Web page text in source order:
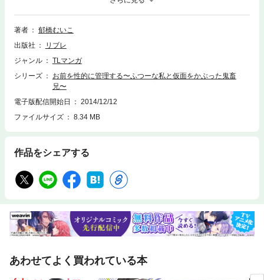
だよって…。宗兄がシテくれるベッドでの予行練習は濃厚で、日に日に淫
らになってくる。抵抗したら人が変わったみたいに冷たい目をして眼鏡を
外し「言うことを聞けよ」って中をくちゅくちゅかき回される。「ふ…あ
ぜんぶが奪われていく。
著者
郁橋むいこ
出版社
リブレ
ジャンル
TLマンガ
シリーズ
お前を性的に管理する〜ふつーな私と仮面をかぶった鬼畜
兄〜
電子版配信開始日
2014/12/12
ファイルサイズ
8.34 MB
作品をシェアする
あわせてよく買われている本